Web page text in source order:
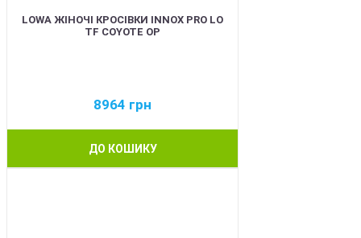
LOWA ЖІНОЧІ КРОСІВКИ INNOX PRO LO
TF COYOTE OP
8964 грн
ДО КОШИКУ